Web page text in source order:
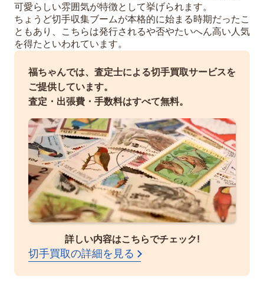
可愛らしい雰囲気が特徴として挙げられます。
ちょうど切手収集ブームが本格的に始まる時期だったこ
ともあり、こちらは発行されるや否やたいへん高い人気
を得たといわれています。
福ちゃんでは、査定士による切手買取サービスを
ご提供しています。
査定・出張費・手数料はすべて無料。
詳しい内容はこちらでチェック!
切手買取の詳細を見る